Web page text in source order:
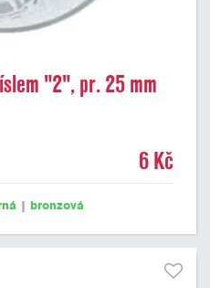
"2", pr. 25 mm
6 Kč
| bronzová